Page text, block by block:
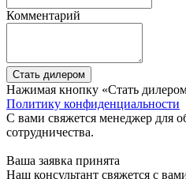
Комментарий
Стать дилером
Нажимая кнопку «Стать
Политику конфиденциальности
С вами свяжется менеджер для
сотрудничества.
Ваша заявка принята
Наш консультант свяжется с